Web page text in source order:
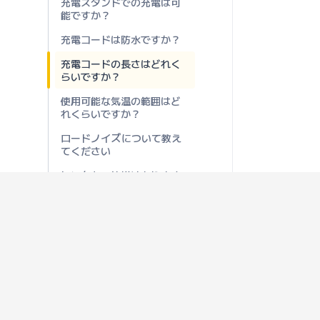
能ですか？
充電コードは防水ですか？
充電コードの長さはどれく
らいですか？
使用可能な気温の範囲はど
れくらいですか？
ロードノイズについて教え
てください
レンタカー仕様はあります